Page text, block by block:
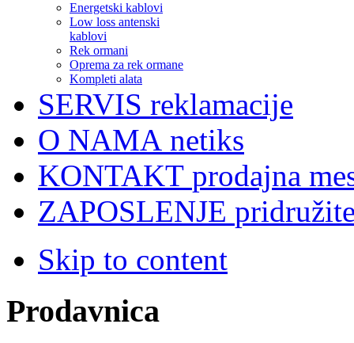
Energetski kablovi
Low loss antenski
kablovi
Rek ormani
Oprema za rek ormane
Kompleti alata
SERVIS reklamacije
O NAMA netiks
KONTAKT prodajna
ZAPOSLENJE
Skip to content
Prodavnica